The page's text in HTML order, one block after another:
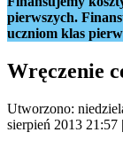
pierwszych.
uczniom klas
Wręczenie
Utworzono:
sierpień 2013 21:57 |